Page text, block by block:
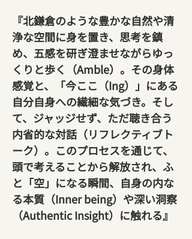
『北鎌倉のような豊かな自然や清
浄な空間に身を置き、思考を鎮
め、五感を研ぎ澄ませながらゆっ
くりと歩く（Amble）。その身体
感覚と、「今ここ（Ing）」にある
自分自身への繊細な気づき。そし
て、ジャッジせず、ただ聴き合う
内省的な対話（リフレクティブト
ーク）。このプロセスを通じて、
頭で考えることから解放され、ふ
と「空」になる瞬間、自身の内な
る本質（Inner being）や深い洞察
（Authentic Insight）に触れる』